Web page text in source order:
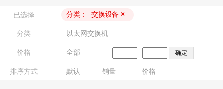
已选择 分类： 交换设备 ×
分类 以太网交换机
价格 全部 -
排序方式 默认 销量 价格